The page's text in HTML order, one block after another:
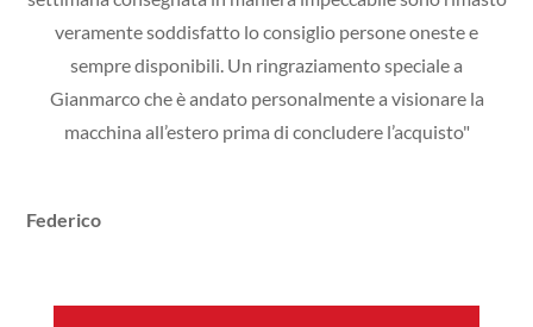
veramente soddisfatto lo consiglio persone oneste e
sempre disponibili. Un ringraziamento speciale a
Gianmarco che è andato personalmente a visionare la
macchina all’estero prima di concludere l’acquisto"
Federico